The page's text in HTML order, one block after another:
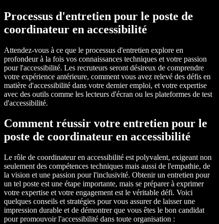
Processus d'entretien pour le poste de
coordinateur en accessibilité
Attendez-vous à ce que le processus d'entretien explore en
profondeur à la fois vos connaissances techniques et votre passion
pour l'accessibilité. Les recruteurs seront désireux de comprendre
votre expérience antérieure, comment vous avez relevé des défis en
matière d'accessibilité dans votre dernier emploi, et votre expertise
avec des outils comme les lecteurs d'écran ou les plateformes de test
d'accessibilité.
Comment réussir votre entretien pour le
poste de coordinateur en accessibilité
Le rôle de coordinateur en accessibilité est polyvalent, exigeant non
seulement des compétences techniques mais aussi de l'empathie, de
la vision et une passion pour l'inclusivité. Obtenir un entretien pour
un tel poste est une étape importante, mais se préparer à exprimer
votre expertise et votre engagement est le véritable défi. Voici
quelques conseils et stratégies pour vous assurer de laisser une
impression durable et de démontrer que vous êtes le bon candidat
pour promouvoir l'accessibilité dans toute organisation :